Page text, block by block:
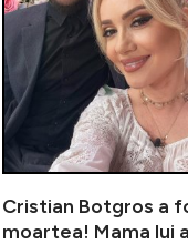
Cristian Botgros a
moartea! Mama lui